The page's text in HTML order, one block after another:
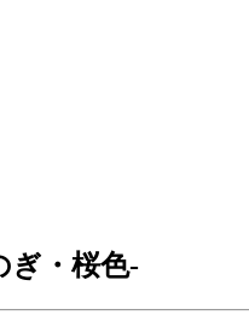
ぎ・桜色-